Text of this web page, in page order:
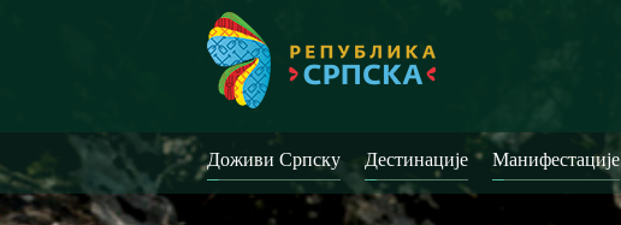
Доживи Српску Дестинације Манифестације